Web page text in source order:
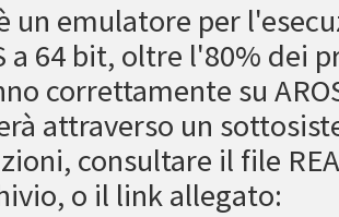
un emulatore per
a 64 bit, oltre l'80% dei
correttamente su
attraverso un
consultare il file
o il link allegato: